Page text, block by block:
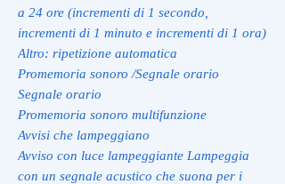
a 24 ore (incrementi di 1 secondo,
incrementi di 1 minuto e incrementi di 1 ora)
Altro: ripetizione automatica
Promemoria sonoro /Segnale orario
Segnale orario
Promemoria sonoro multifunzione
Avvisi che lampeggiano
Avviso con luce lampeggiante Lampeggia
con un segnale acustico che suona per i